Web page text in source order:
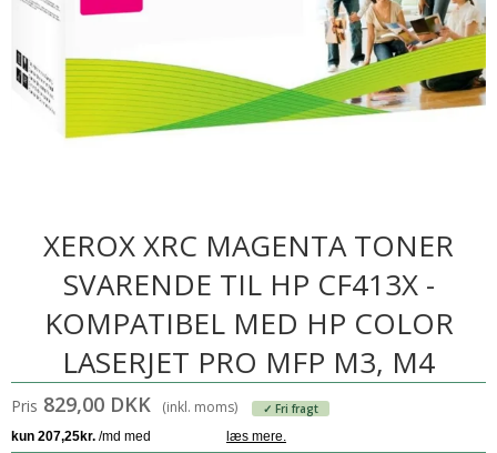
XEROX XRC MAGENTA TONER
SVARENDE TIL HP CF413X -
KOMPATIBEL MED HP COLOR
LASERJET PRO MFP M3, M4
Pris 829,00 DKK (inkl. moms) ✓ Fri fragt